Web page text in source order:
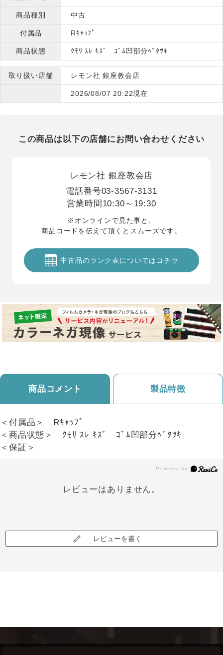
商品種別 中古
付属品 Rｷｬｯﾌﾟ
商品状態 ｸﾓﾘ ｽﾚ ｷｽﾞ ｺﾞﾑ凹部分ﾍﾞﾀﾂｷ
取り扱い店舗 レモン社 銀座教会店
2026/08/07 20:22現在
この商品は以下の店舗にお問い合わせください
レモン社 銀座教会店
電話番号03-3567-3131
営業時間 10:30～19:30
※オンラインで見た事と、
商品コードを伝えて頂くとスムーズです。
中古品のランク表についてはコチラ
商品コメント 製品特徴
＜付属品＞ Rｷｬｯﾌﾟ
＜商品状態＞ ｸﾓﾘ ｽﾚ ｷｽﾞ ｺﾞﾑ凹部分ﾍﾞﾀﾂｷ
＜保証＞
レビューはありません。
レビューを書く